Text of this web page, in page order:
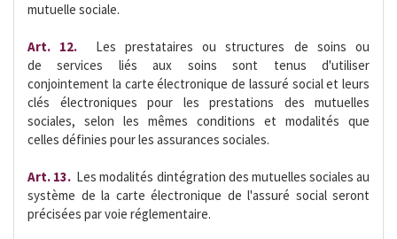
mutuelle sociale.
Art. 12.  Les prestataires ou structures de soins ou
de services liés aux soins sont tenus d'utiliser
conjointement la carte électronique de lassuré social et leurs
clés électroniques pour les prestations des mutuelles
sociales, selon les mêmes conditions et modalités que
celles définies pour les assurances sociales.
Art. 13.  Les modalités dintégration des mutuelles sociales au
système de la carte électronique de l'assuré social seront
précisées par voie réglementaire.